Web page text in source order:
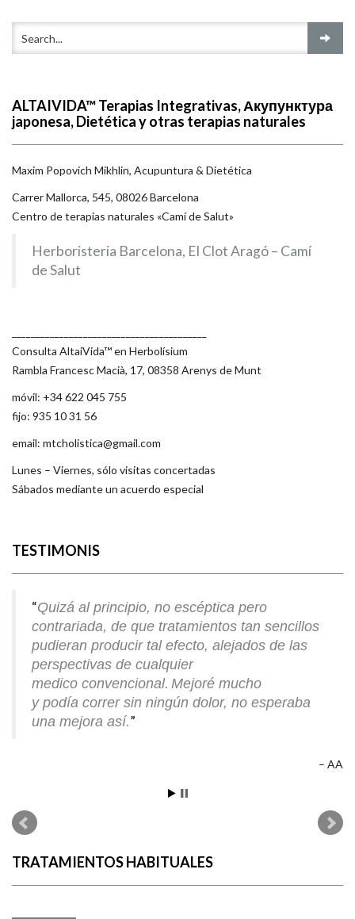
ALTAIVIDA™ Terapias Integrativas, Акупунктура
japonesa, Dietética y otras terapias naturales
Maxim Popovich Mikhlin, Acupuntura & Dietética
Carrer Mallorca, 545, 08026 Barcelona
Centro de terapias naturales «Camí de Salut»
Herboristeria Barcelona, El Clot Aragó – Camí
de Salut
Consulta AltaiVida™ en Herbolísium
Rambla Francesc Macià, 17, 08358 Arenys de Munt
móvil: +34 622 045 755
fijo: 935 10 31 56
email: mtcholistica@gmail.com
Lunes – Viernes, sólo visitas concertadas
Sábados mediante un acuerdo especial
TESTIMONIS
Quizá al principio, no escéptica pero
contrariada, de que tratamientos tan sencillos
pudieran producir tal efecto, alejados de las
perspectivas de cualquier
medico convencional. Mejoré mucho
y podía correr sin ningún dolor, no esperaba
una mejora así.
AA
TRATAMIENTOS HABITUALES